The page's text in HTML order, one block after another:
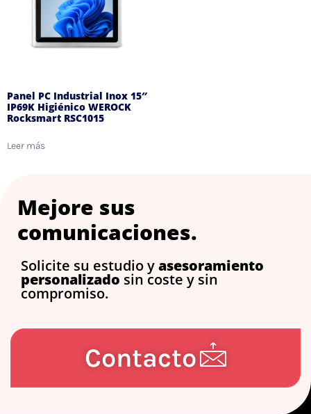
Panel PC Industrial Inox 15″
IP69K Higiénico WEROCK
Rocksmart RSC1015
Leer más
Mejore sus
comunicaciones.
Solicite su estudio yasesoramiento
personalizado sin coste y sin
compromiso.
Contacto